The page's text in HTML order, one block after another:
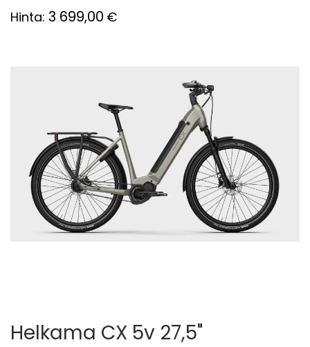
Hinta: 3 699,00 €
Helkama CX 5v 27,5"